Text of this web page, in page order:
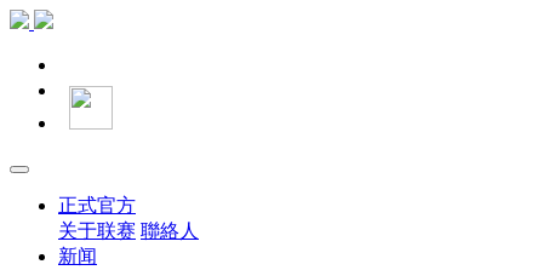
正式官方
关于联赛 聯絡人
新闻